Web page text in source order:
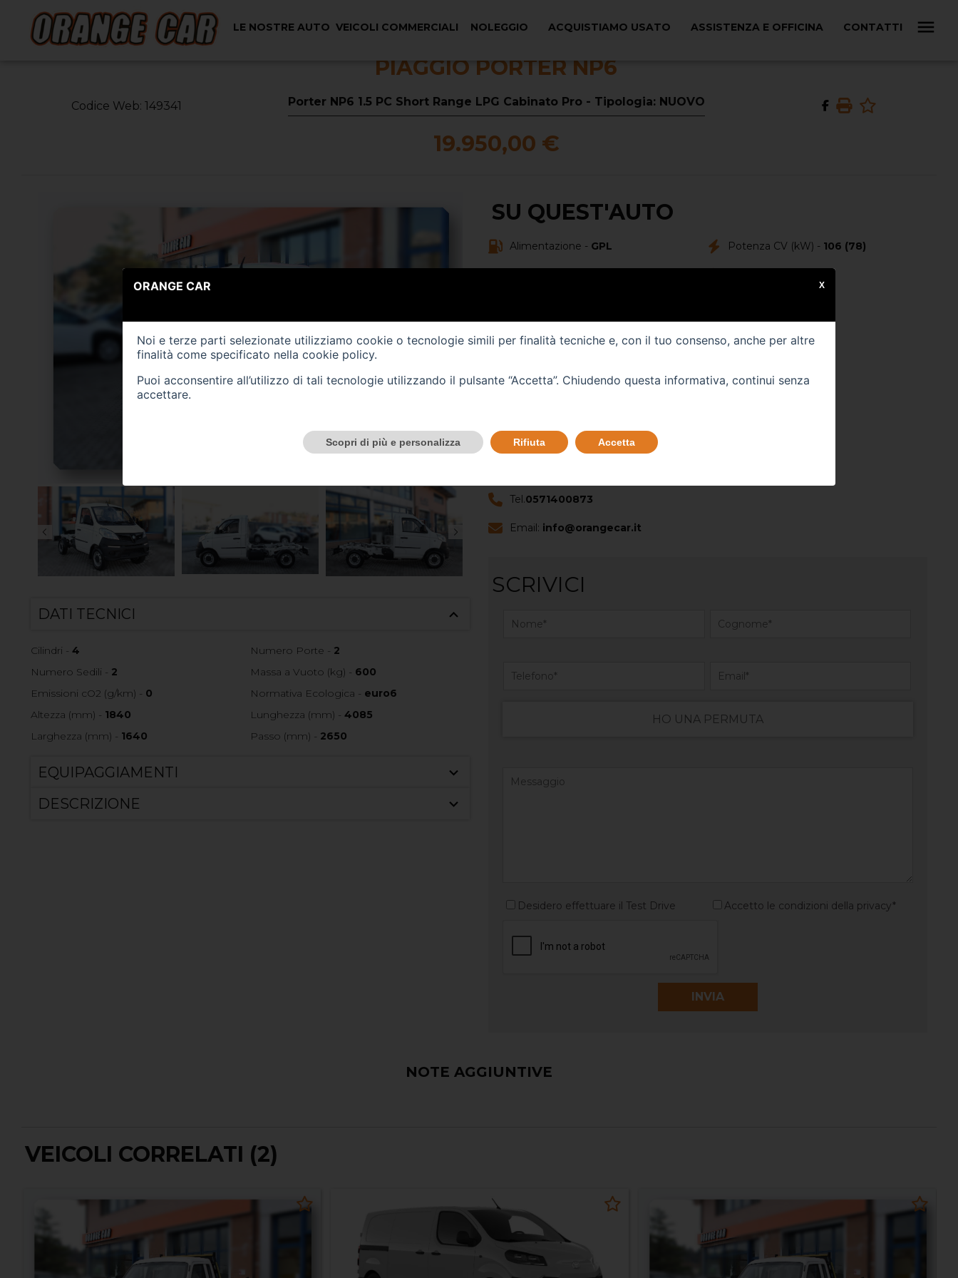
LE NOSTRE AUTO VEICOLI COMMERCIALI NOLEGGIO ACQUISTIAMO USATO ASSISTENZA E OFFICINA CONTATTI
< Torna Indietro
Codice Web: 149341
PIAGGIO PORTER NP6
Porter NP6 1.5 PC Short Range LPG Cabinato Pro - Tipologia: NUOVO
19.950,00 €
DATI TECNICI
Cilindri - 4 Numero Porte - 2
Numero Sedili - 2 Massa a Vuoto (kg) - 600
Emissioni cO2 (g/km) - 0 Normativa Ecologica - euro6
Altezza (mm) - 1840 Lunghezza (mm) - 4085
Larghezza (mm) - 1640 Passo (mm) - 2650
EQUIPAGGIAMENTI
DESCRIZIONE
SU QUEST'AUTO
Alimentazione - GPL Potenza CV (kW) - 106 (78)
Scopri questo veicolo nella nostra sede:
Tel.0571400873
Email: info@orangecar.it
SCRIVICI
HO UNA PERMUTA
Desidero effettuare il Test Drive Accetto le condizioni della privacy*
NOTE AGGIUNTIVE
VEICOLI CORRELATI (2)
ORANGE CAR
Noi e terze parti selezionate utilizziamo cookie o tecnologie simili per finalità tecniche e, con il tuo consenso, anche per altre
finalità come specificato nella cookie policy.
Puoi acconsentire all’utilizzo di tali tecnologie utilizzando il pulsante “Accetta”. Chiudendo questa informativa, continui senza
accettare.
Scopri di più e personalizza Rifiuta Accetta
X